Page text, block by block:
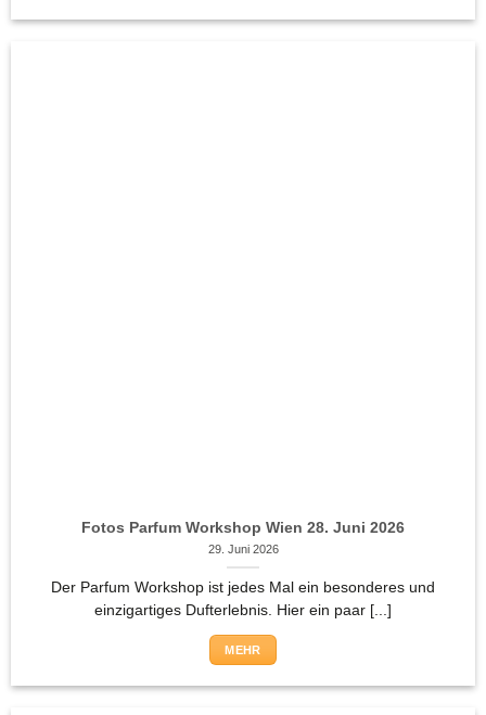
Fotos Parfum Workshop Wien 28. Juni 2026
29. Juni 2026
Der Parfum Workshop ist jedes Mal ein besonderes und
einzigartiges Dufterlebnis. Hier ein paar [...]
MEHR